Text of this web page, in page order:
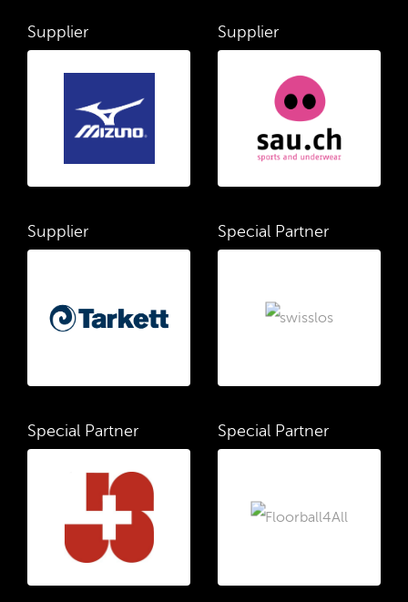
Supplier Supplier
Supplier Special Partner
Special Partner Special Partner